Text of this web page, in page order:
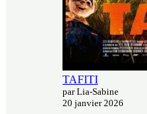
TAFITI
par Lia-Sabine
20 janvier 2026